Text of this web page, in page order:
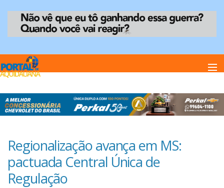
Home
Anuncie
Regionalização avança em MS:
pactuada Central Única de
Regulação